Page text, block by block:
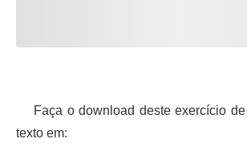
Faça o download deste exercício de
texto em: